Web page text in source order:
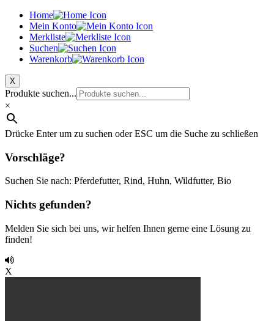
Home
Mein Konto
Merkliste
Suchen
Warenkorb
X
Produkte suchen...
×
Drücke Enter um zu suchen oder ESC um die Suche zu schließen
Vorschläge?
Suchen Sie nach: Pferdefutter, Rind, Huhn, Wildfutter, Bio
Nichts gefunden?
Melden Sie sich bei uns, wir helfen Ihnen gerne eine Lösung zu
finden!
X